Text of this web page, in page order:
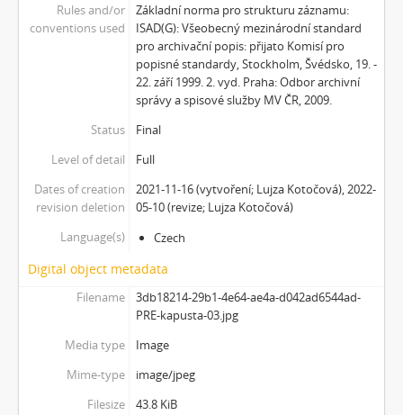
Rules and/or
conventions used
Základní norma pro strukturu záznamu:
ISAD(G): Všeobecný mezinárodní standard
pro archivační popis: přijato Komisí pro
popisné standardy, Stockholm, Švédsko, 19. -
22. září 1999. 2. vyd. Praha: Odbor archivní
správy a spisové služby MV ČR, 2009.
Status
Final
Level of detail
Full
Dates of creation
revision deletion
2021-11-16 (vytvoření; Lujza Kotočová), 2022-
05-10 (revize; Lujza Kotočová)
Language(s)
Czech
Digital object metadata
Filename
3db18214-29b1-4e64-ae4a-d042ad6544ad-
PRE-kapusta-03.jpg
Media type
Image
Mime-type
image/jpeg
Filesize
43.8 KiB